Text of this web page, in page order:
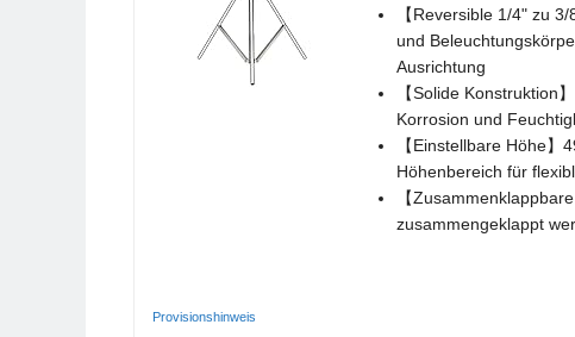
【Reversible 1/4" zu
und
Ausrichtung
【Solide Konstruktion
Korrosion und
【Einstellbare Höhe
Höhenbereich für
【
zusammengeklappt
Provisionshinweis